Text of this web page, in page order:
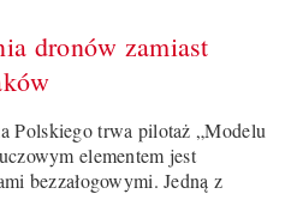
dronów zamiast
Polskiego trwa pilotaż „Modelu
elementem jest
bezzałogowymi. Jedną z